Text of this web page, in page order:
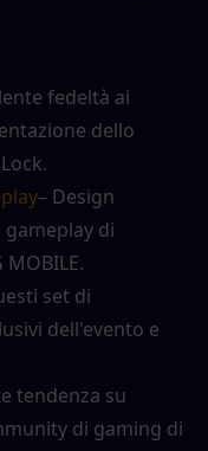
fedeltà ai
dello
– Design
di
set di
dell'evento e
tendenza su
di gaming di